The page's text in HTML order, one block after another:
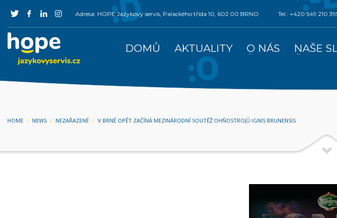
Adresa: HOPE Jazykový servis, Palackého třída 10, 602 00 BRNO Tel.: +420 549 210
DOMŮ AKTUALITY O NÁS NAŠE
HOME NEWS NEZAŘAZENÉ V BRNĚ OPĚT ZAČÍNÁ MEZINÁRODNÍ SOUTĚŽ OHŇOSTROJŮ IGNIS BRUNENSIS